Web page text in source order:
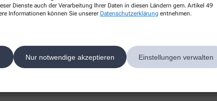
Dienste auch der Verarbeitung Ihrer Daten in diesen Ländern gem. Artikel 49
Informationen können Sie unserer Datenschutzerklärung entnehmen.
Nur notwendige akzeptieren Einstellungen verwalten
bei uns in der Apotheke abholen.